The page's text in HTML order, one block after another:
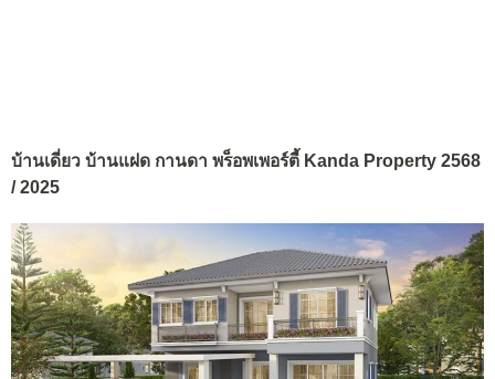
บ้านเดี่ยว บ้านแฝด กานดา พร็อพเพอร์ตี้ Kanda Property 2568
/ 2025